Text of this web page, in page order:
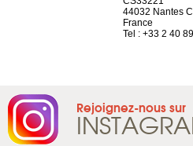
44032 Nantes
France
Tel : +33 2 40
Rejoignez-nous sur